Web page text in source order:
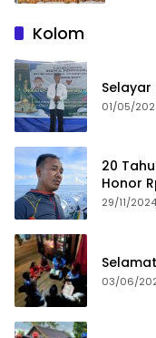
Kolom
Selayar
01/05/
20
Honor
29/11/2024
03/06/